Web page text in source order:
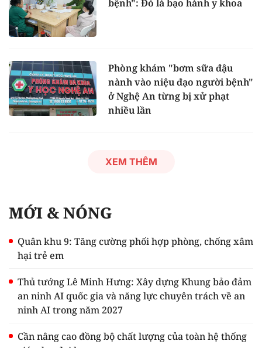
bệnh": Đó là bạo hành y khoa
Phòng khám "bơm sữa đậu
nành vào niệu đạo người bệnh"
ở Nghệ An từng bị xử phạt
nhiều lần
XEM THÊM
MỚI & NÓNG
Quân khu 9: Tăng cường phối hợp phòng, chống xâm
hại trẻ em
Thủ tướng Lê Minh Hưng: Xây dựng Khung bảo đảm
an ninh AI quốc gia và năng lực chuyên trách về an
ninh AI trong năm 2027
Cần nâng cao đồng bộ chất lượng của toàn hệ thống